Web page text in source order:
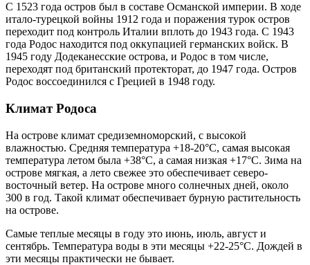
С 1523 года остров был в составе Османской империи. В ходе
итало-турецкой войны 1912 года и поражения турок остров
переходит под контроль Италии вплоть до 1943 года. С 1943
года Родос находится под оккупацией германских войск. В
1945 году Додеканесские острова, и Родос в том числе,
переходят под британский протекторат, до 1947 года. Остров
Родос воссоединился с Грецией в 1948 году.
Климат Родоса
На острове климат средиземноморский, с высокой
влажностью. Средняя температура +18-20°С, самая высокая
температура летом была +38°С, а самая низкая +17°С. Зима на
острове мягкая, а лето свежее это обеспечивает северо-
восточный ветер. На острове много солнечных дней, около
300 в год. Такой климат обеспечивает бурную растительность
на острове.
Самые теплые месяцы в году это июнь, июль, август и
сентябрь. Температура воды в эти месяцы +22-25°С. Дождей в
эти месяцы практически не бывает.